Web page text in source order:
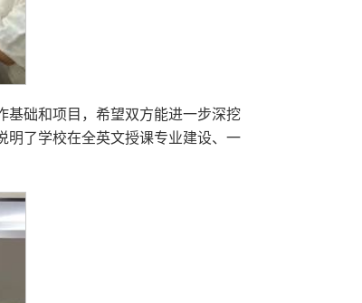
基础和项目，希望双方能进一步深挖
明了学校在全英文授课专业建设、一